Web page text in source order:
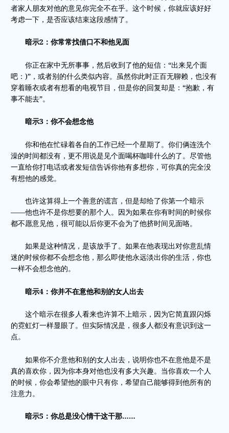
者家人朋友对他的意见你完全不在乎。这个时候，你就应该好好
考虑一下，是否应该结束这段感情了。
暗示2：你常常找借口不和他见面
你正在家中无所事事，然后收到了他的短信：“出来见个面
吧：)”，或者别的什么类似内容。虽然你此时正百无聊赖，也没有
穿着睡衣或者有想看的电视节目，但是你的回复却是：“抱歉，有
事不能去”。
暗示3：你不会想念他
你和他在忙碌着各自的工作已经一个星期了。你们俩连洗个
澡的时间都没有，更不用说是见个面喝杯咖啡什么的了。尽管他
一直给你打电话或者发短信告诉你他有多想你，可你真的完全没
有想他的感觉。
也许这算得上一个善意的谎言，但是却给了你第一个暗示
——他也许不是你想要的那个人。因为如果在你有时间的时候你
都不愿意见他，很可能以后你更不会为了他挤时间见面咯。
如果是这种情况，是该放手了。如果在他表现出对你意乱情
迷的时候你都不会想念他，那么即使他永远淡出你的生活，你也
一样不会想念他的。
暗示4：你并不在意他和别的女人出去
这个暗示在很多人看来也许算不上暗示，因为它简直跟闪烁
的霓虹灯一样显眼了。但实际情况是，很多人都没有意识到这一
点。
如果你不介意他和别的女人出去，说明你也不在意他是不是
真的喜欢你，因为你本身对他也没有多大兴趣。当你喜欢一个人
的时候，你会希望他的眼中只有你，希望自己能够得到他所有的
注意力。
暗示5：你总是没心情干这干那……